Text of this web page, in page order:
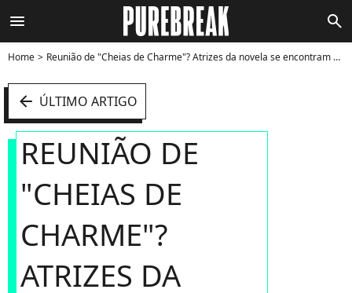
menu search
Home Reunião de "Cheias de Charme"? Atrizes da novela se encontram e atiçam fãs - Foto
arrow_left ÚLTIMO ARTIGO
REUNIÃO DE
"CHEIAS DE
CHARME"?
ATRIZES DA